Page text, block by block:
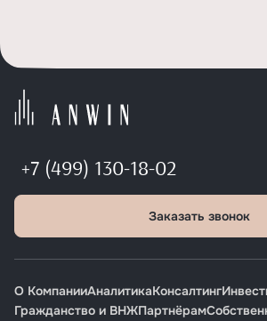
+7 (499) 130-18-02
Заказать звонок
О КомпанииАналитикаКонсалтинг
Гражданство и ВНЖПартнёрам